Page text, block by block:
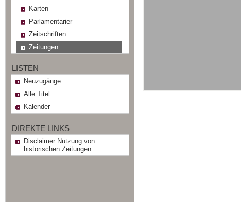
Karten
Parlamentarier
Zeitschriften
Zeitungen
LISTEN
Neuzugänge
Alle Titel
Kalender
DIREKTE LINKS
Disclaimer Nutzung von
historischen Zeitungen